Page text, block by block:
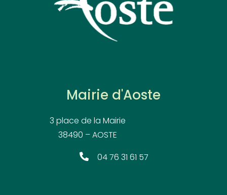
Mairie d'Aoste
3 place de la Mairie
38490 – AOSTE
04 76 31 61 57